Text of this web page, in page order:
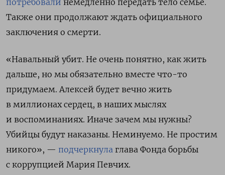
потребовали немедленно передать тело семье.
Также они продолжают ждать официального
заключения о смерти.
«Навальный убит. Не очень понятно, как жить
дальше, но мы обязательно вместе что-то
придумаем. Алексей будет вечно жить
в миллионах сердец, в наших мыслях
и воспоминаниях. Иначе зачем мы нужны?
Убийцы будут наказаны. Неминуемо. Не простим
никого», — подчеркнула глава Фонда борьбы
с коррупцией Мария Певчих.